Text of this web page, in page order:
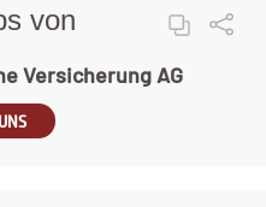
von
Versicherung AG